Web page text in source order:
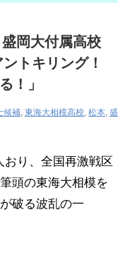
岡大付属高校
トキリング！
！」
候補, 東海大相模高校, 松本, 盛
おり、全国再激戦区
頭の東海大相模を
破る波乱の一